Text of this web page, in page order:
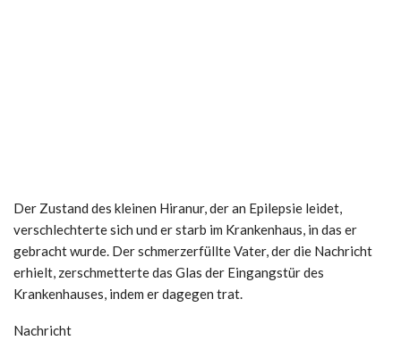
Der Zustand des kleinen Hiranur, der an Epilepsie leidet,
verschlechterte sich und er starb im Krankenhaus, in das er
gebracht wurde. Der schmerzerfüllte Vater, der die Nachricht
erhielt, zerschmetterte das Glas der Eingangstür des
Krankenhauses, indem er dagegen trat.
Nachricht